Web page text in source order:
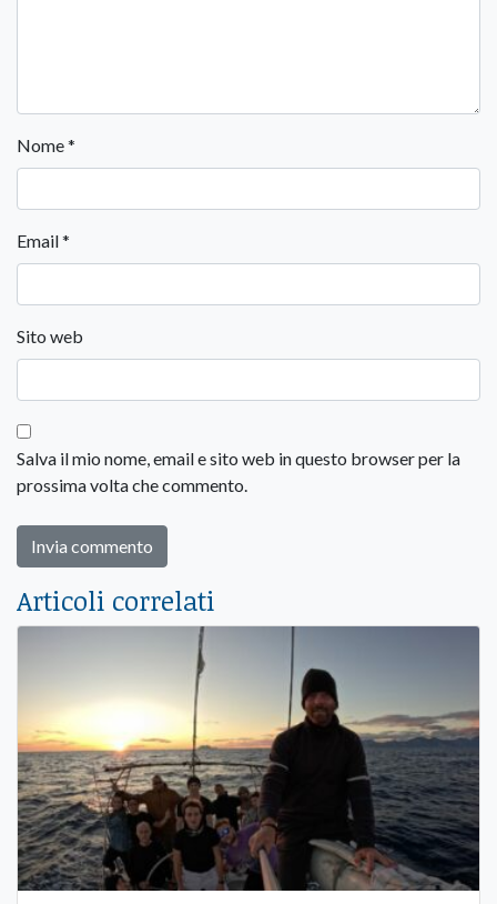
Nome*
Email*
Sito web
Salva il mio nome, email e sito web in questo browser per la
prossima volta che commento.
Articoli correlati